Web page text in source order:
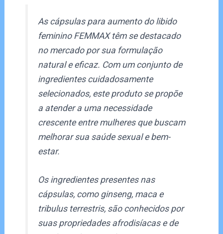
As cápsulas para aumento do libido
feminino FEMMAX têm se destacado
no mercado por sua formulação
natural e eficaz. Com um conjunto de
ingredientes cuidadosamente
selecionados, este produto se propõe
a atender a uma necessidade
crescente entre mulheres que buscam
melhorar sua saúde sexual e bem-
estar.
Os ingredientes presentes nas
cápsulas, como ginseng, maca e
tribulus terrestris, são conhecidos por
suas propriedades afrodisíacas e de